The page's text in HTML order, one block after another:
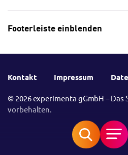
Footerleiste einblenden
Kontakt Impressum
© 2026 experimenta gGmbH – Das
vorbehalten.